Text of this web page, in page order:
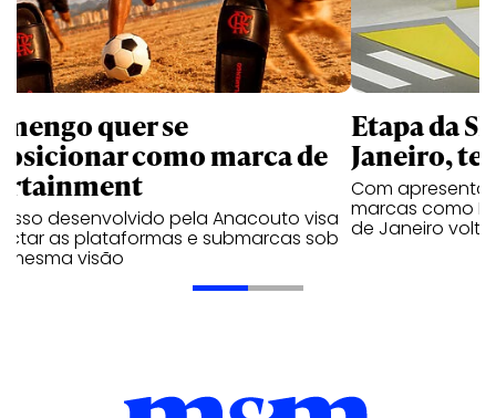
quer se
como marca de
desenvolvido pela Anacouto visa
as plataformas e submarcas sob
mesma visão
Etapa da
Janeiro,
Com
marcas como
de Janeiro